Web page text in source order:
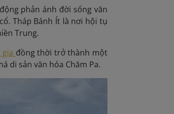
phản ánh đời sống văn
Tháp Bánh Ít là nơi hội tụ
Trung.
đồng thời trở thành một
di sản văn hóa Chăm Pa.